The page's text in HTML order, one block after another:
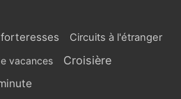
Circuits à l'étranger
vacances Croisière